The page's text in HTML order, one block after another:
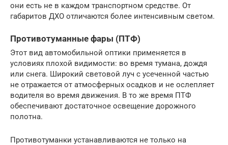
они есть не в каждом транспортном средстве. От
габаритов ДХО отличаются более интенсивным светом.
Противотуманные фары (ПТФ)
Этот вид автомобильной оптики применяется в
условиях плохой видимости: во время тумана, дождя
или снега. Широкий световой луч с усеченной частью
не отражается от атмосферных осадков и не ослепляет
водителя во время движения. В то же время ПТФ
обеспечивают достаточное освещение дорожного
полотна.
Противотуманки устанавливаются не только на